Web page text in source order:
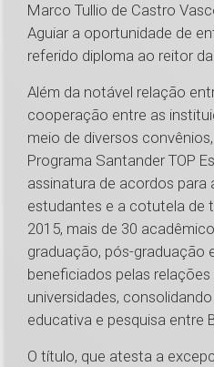
Marco Tullio de Castro
Aguiar a oportunidade de
referido diploma ao reitor
Além da notável relação
cooperação entre as
meio de diversos
Programa Santander TOP
assinatura de acordos para
estudantes e a cotutela de
2015, mais de 30
graduação, pós-graduação
beneficiados pelas
universidades,
educativa e pesquisa entre
O título, que atesta a